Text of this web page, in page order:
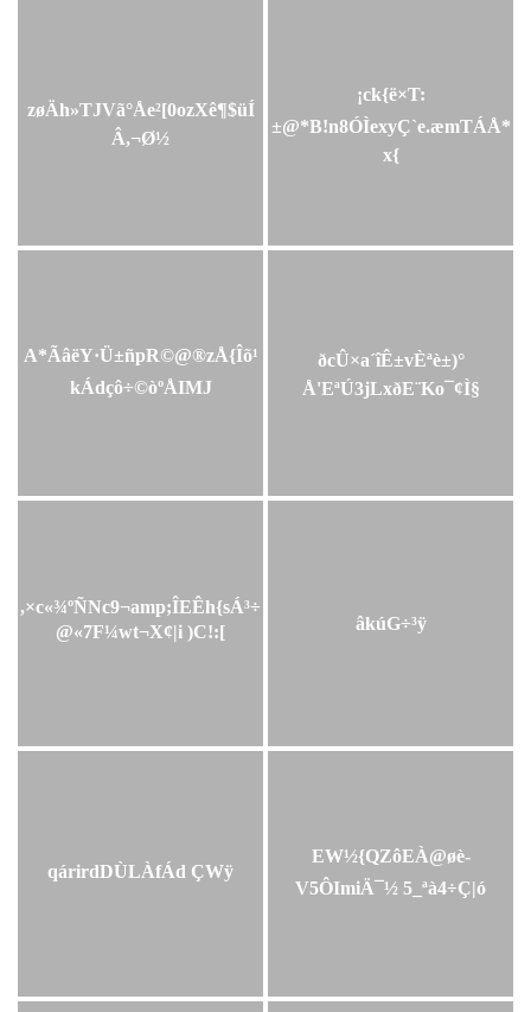
zøÄh»TJVã°Åe²[0ozXê¶$üÍ
Â,¬Ø½
¡ck{ë×T:
±@*B!n8ÓÌexyÇ`e.æmTÁÅ*
x{
A*ÃâëY·Ü±ñpR©@®zÅ{Îõ¹
kÁdçô÷©òºÅIMJ
ðcÛ×a´îÊ±vÈªè±)°­
Å'EªÚ3jLxðE¨Ko¯¢Ì§
,×c«¾ºÑNc9¬amp;ÎEÊh{sÁ³÷
@«7F¼wt¬X¢|i )C!:[
âkúG÷³ÿ
qárirdDÙLÀfÁd ÇWÿ
EW½{QZôEÀ@øè­
V5ÔImiÄ¯½ 5_ªà4÷Ç|ó